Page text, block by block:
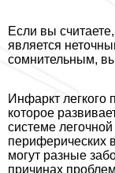
Если вы
является
сомнительным,
Инфаркт легкого
которое
системе
периферических
могут разные
причинах